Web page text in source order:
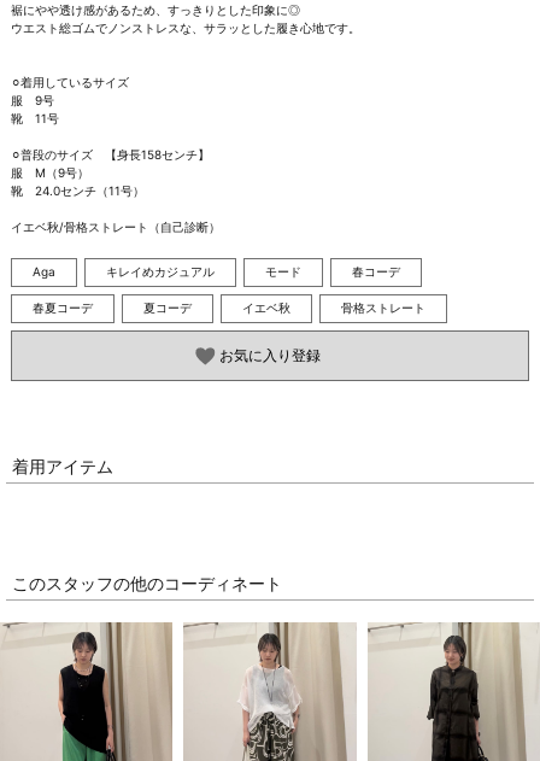
裾にやや透け感があるため、すっきりとした印象に◎
ウエスト総ゴムでノンストレスな、サラッとした履き心地です。
⚪︎着用しているサイズ
服　9号
靴　11号
⚪︎普段のサイズ　【身長158センチ】
服　M（9号）
靴　24.0センチ（11号）
イエベ秋/骨格ストレート（自己診断）
Aga キレイめカジュアル モード 春コーデ
春夏コーデ 夏コーデ イエベ秋 骨格ストレート
お気に入り登録
着用アイテム
このスタッフの他のコーディネート